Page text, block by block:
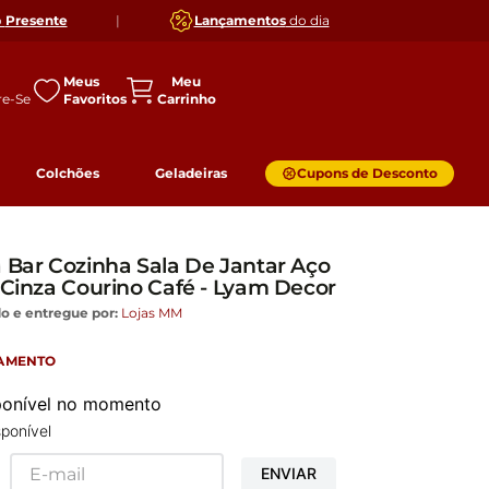
Presente | Lançamentosdo dia
Meus
Favoritos
Colchões Geladeiras Cupons de Desconto
Cozinha Sala De Jantar Aço
Courino Café - Lyam Decor
e entregue por: Lojas MM
no momento
ENVIAR